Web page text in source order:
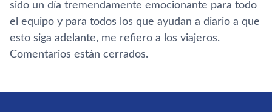
sido un dí­a tremendamente emocionante para todo
el equipo y para todos los que ayudan a diario a que
esto siga adelante, me refiero a los viajeros.
Comentarios están cerrados.